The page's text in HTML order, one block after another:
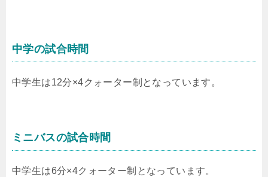
中学の試合時間
中学生は12分×4クォーター制となっています。
ミニバスの試合時間
中学生は6分×4クォーター制となっています。